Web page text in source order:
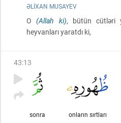
ƏLIXAN MUSAYEV
O(Allah ki), bütün cütləri
heyvanları yaratdı ki,
43:13
onların sırtları
sonra